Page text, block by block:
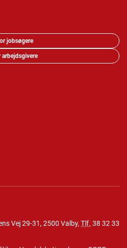
jobsøgere
arbejdsgivere
Vej 29-31, 2500 Valby, Tlf. 38 32 33